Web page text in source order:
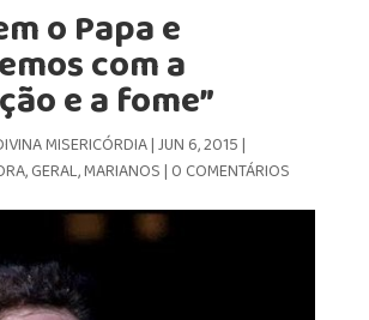
o Papa e
com a
e a fome”
MISERICÓRDIA|JUN 6, 2015|
,GERAL,MARIANOS| 0 COMENTÁRIOS